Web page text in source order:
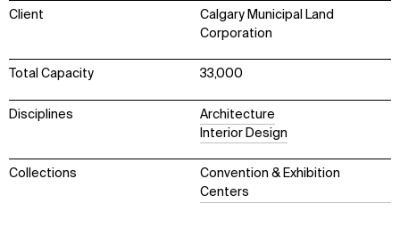
Client
Calgary Municipal Land
Corporation
Total Capacity 33,000
Disciplines
Architecture
Interior Design
Collections
Convention & Exhibition
Centers